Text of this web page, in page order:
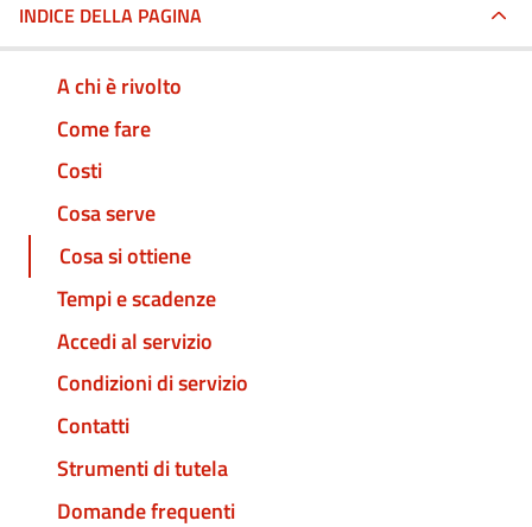
INDICE DELLA PAGINA
A chi è rivolto
Come fare
Costi
Cosa serve
Cosa si ottiene
Tempi e scadenze
Accedi al servizio
Condizioni di servizio
Contatti
Strumenti di tutela
Domande frequenti